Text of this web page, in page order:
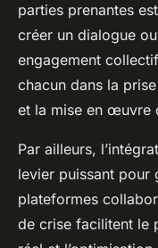
parties prenantes
créer un dialogue
engagement
chacun dans la
et la mise en œuvre
Par ailleurs,
levier puissant pour
plateformes
de crise facilitent le